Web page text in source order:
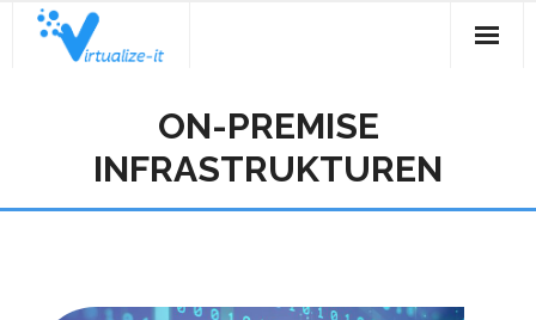
virtualize-it
ON-PREMISE
INFRASTRUKTUREN